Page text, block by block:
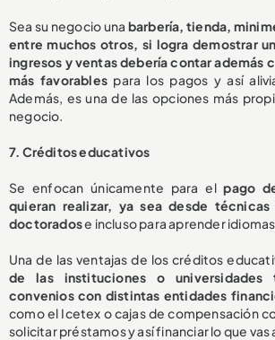
Sea su negocio una barbería, tienda,
entre muchos otros, si logra demostrar
ingresos y ventas debería contar además
más favorablespara los pagos y así
Además, es una de las opciones más
negocio.
7. Créditos educativos
Se enfocan únicamente para elpago
quieran realizar, ya sea desde técnicas
doctoradose incluso para aprender
Una de las ventajas de los créditos
de las instituciones o universidades
convenios con distintas entidades
como el Icetex o cajas de compensación
solicitar préstamos y así financiar lo que vas